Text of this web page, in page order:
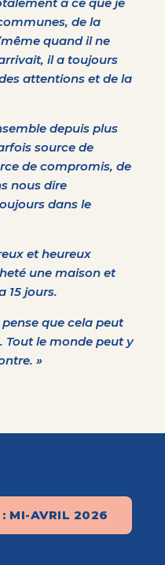
de la
quand il ne
il a toujours
attentions et de la
depuis plus
source de
de compromis, de
nous dire
dans le
et heureux
une maison et
15 jours.
que cela peut
Tout le monde peut y
»
: MI-AVRIL 2026